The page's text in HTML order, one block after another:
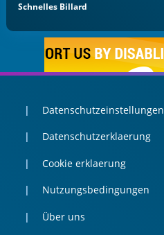
Schnelles Billard
Datenschutzeinstellungen
Datenschutzerklaerung
Cookie erklaerung
Nutzungsbedingungen
Über uns